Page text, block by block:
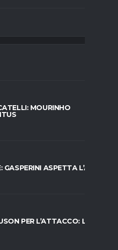
MOURINHO
ASPETTA L’ALA
PER L’ATTACCO: LA